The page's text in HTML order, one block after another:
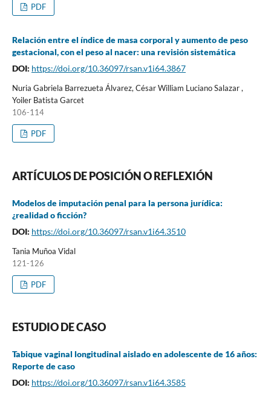
PDF
Relación entre el índice de masa corporal y aumento de peso
gestacional, con el peso al nacer: una revisión sistemática
DOI: https://doi.org/10.36097/rsan.v1i64.3867
Nuria Gabriela Barrezueta Álvarez, César William Luciano Salazar ,
Yoiler Batista Garcet
106-114
PDF
ARTÍCULOS DE POSICIÓN O REFLEXIÓN
Modelos de imputación penal para la persona jurídica:
¿realidad o ficción?
DOI: https://doi.org/10.36097/rsan.v1i64.3510
Tania Muñoa Vidal
121-126
PDF
ESTUDIO DE CASO
Tabique vaginal longitudinal aislado en adolescente de 16 años:
Reporte de caso
DOI: https://doi.org/10.36097/rsan.v1i64.3585